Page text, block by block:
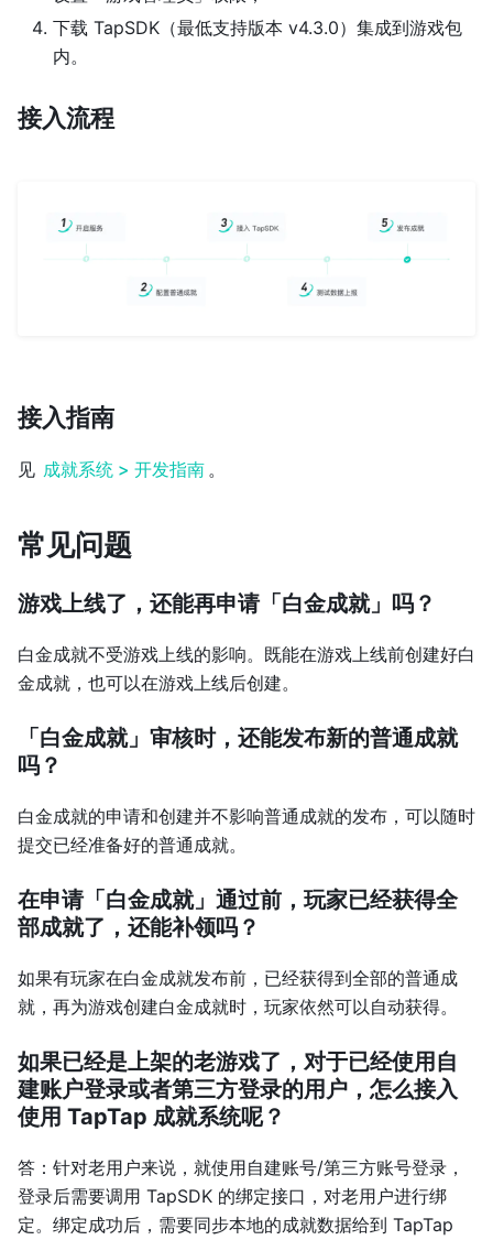
下载 TapSDK（最低支持版本 v4.3.0）集成到游戏包
内。
接入流程
接入指南
见 成就系统 > 开发指南 。
常见问题
游戏上线了，还能再申请「白金成就」吗？
白金成就不受游戏上线的影响。既能在游戏上线前创建好白
金成就，也可以在游戏上线后创建。
「白金成就」审核时，还能发布新的普通成就
吗？
白金成就的申请和创建并不影响普通成就的发布，可以随时
提交已经准备好的普通成就。
在申请「白金成就」通过前，玩家已经获得全
部成就了，还能补领吗？
如果有玩家在白金成就发布前，已经获得到全部的普通成
就，再为游戏创建白金成就时，玩家依然可以自动获得。
如果已经是上架的老游戏了，对于已经使用自
建账户登录或者第三方登录的用户，怎么接入
使用 TapTap 成就系统呢？
答：针对老用户来说，就使用自建账号/第三方账号登录，
登录后需要调用 TapSDK 的绑定接口，对老用户进行绑
定。绑定成功后，需要同步本地的成就数据给到 TapTap